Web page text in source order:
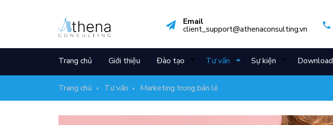
Email
client_support@athenaconsulting.vn
Trang chủ Giới thiệu Đào tạo Tư vấn Sự kiện Download
Trang chủ Tư vấn Marketing trong bán lẻ